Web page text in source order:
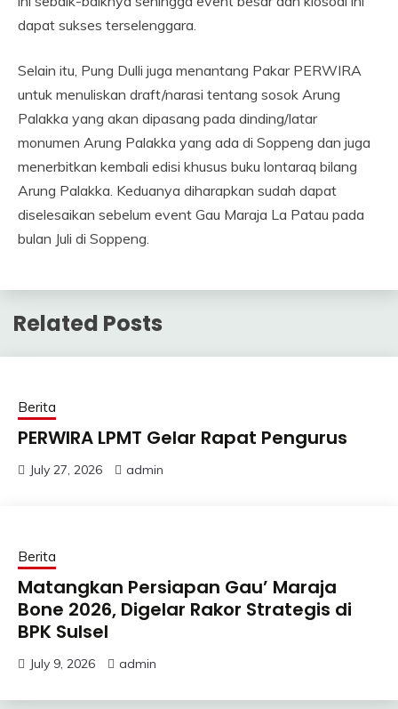
dapat sukses terselenggara.
Selain itu, Pung Dulli juga menantang Pakar PERWIRA
untuk menuliskan draft/narasi tentang sosok Arung
Palakka yang akan dipasang pada dinding/latar
monumen Arung Palakka yang ada di Soppeng dan juga
menerbitkan kembali edisi khusus buku lontaraq bilang
Arung Palakka. Keduanya diharapkan sudah dapat
diselesaikan sebelum event Gau Maraja La Patau pada
bulan Juli di Soppeng.
Related Posts
Berita
PERWIRA LPMT Gelar Rapat Pengurus
July 27, 2026 admin
Berita
Matangkan Persiapan Gau’ Maraja
Bone 2026, Digelar Rakor Strategis di
BPK Sulsel
July 9, 2026 admin